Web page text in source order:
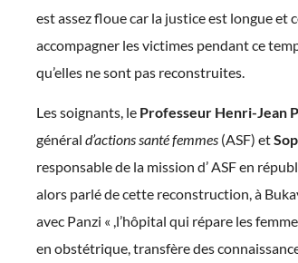
est assez floue car la justice est longue et
accompagner les victimes pendant ce
qu’elles ne sont pas reconstruites.
Les soignants, le Professeur Henri-Jean
général d’actions santé femmes (ASF) et
responsable de la mission d’ ASF en
alors parlé de cette reconstruction, à
avec Panzi « ,l’hôpital qui répare les
en obstétrique, transfère des